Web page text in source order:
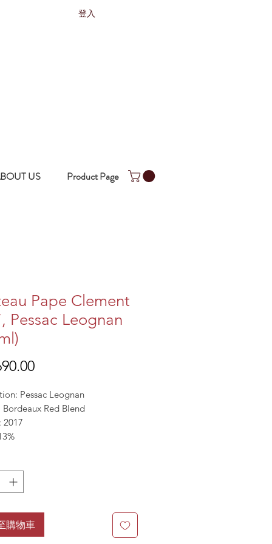
登入
US Product Page
Pape Clement
Pessac Leognan
價
Pessac Leognan
Bordeaux Red Blend
2017
購物車